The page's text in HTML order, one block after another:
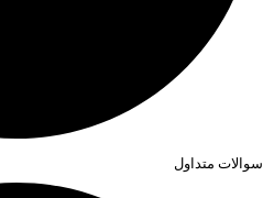
سوالات متداول